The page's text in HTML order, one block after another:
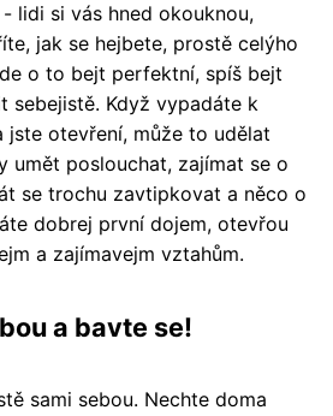
lidi si vás hned okouknou,
jak se hejbete, prostě celýho
o to bejt perfektní, spíš bejt
sebejistě. Když vypadáte k
jste otevření, může to udělat
umět poslouchat, zajímat se o
se trochu zavtipkovat a něco o
dobrej první dojem, otevřou
a zajímavejm vztahům.
a bavte se!
sami sebou. Nechte doma